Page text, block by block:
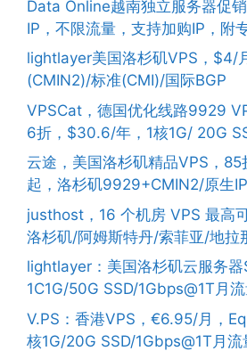
Data Online越南独立服务器促
IP，不限流量，支持加购IP，附
lightlayer美国洛杉矶VPS，$4/
(CMIN2)/标准(CMI)/国际BGP
VPSCat，德国优化线路9929
6折，$30.6/年，1核1G/ 20G
云途，美国洛杉矶精品VPS，85
起，洛杉矶9929+CMIN2/原生IP
justhost，16 个机房 VPS 最高
洛杉矶/阿姆斯特丹/索菲亚/地拉
lightlayer：美国洛杉矶云服务器
1C1G/50G SSD/1Gbps@1T月
V.PS：香港VPS，€6.95/月，
核1G/20G SSD/1Gbps@1T月流